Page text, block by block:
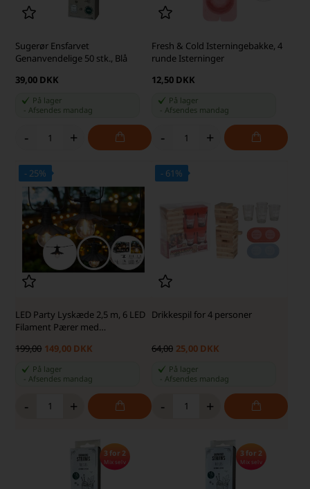
Sugerør Ensfarvet
Genanvendelige 50 stk., Blå
39,00 DKK
På lager
-Afsendes mandag
- +
Fresh & Cold Isterningebakke, 4
runde Isterninger
12,50 DKK
På lager
Afsendes mandag
- +
- 25%
LED Party Lyskæde 2,5 m, 6 LED
Filament Pærer med
Hvid
199,00 149,00 DKK
På lager
Afsendes mandag
- +
- 61%
SKARP PRIS
Drikkespil for 4 personer
64,00 25,00 DKK
På lager
Afsendes mandag
- +
3 for 2
Mix selv
3 for 2
Mix selv